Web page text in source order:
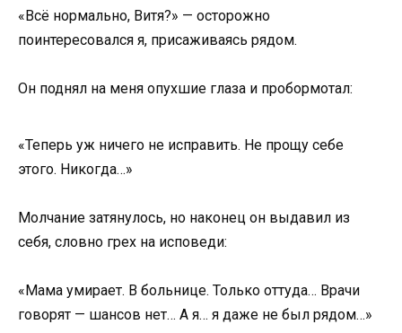
«Всё нормально, Витя?» — осторожно
поинтересовался я, присаживаясь рядом.
Он поднял на меня опухшие глаза и пробормотал:
«Теперь уж ничего не исправить. Не прощу себе
этого. Никогда…»
Молчание затянулось, но наконец он выдавил из
себя, словно грех на исповеди:
«Мама умирает. В больнице. Только оттуда… Врачи
говорят — шансов нет… А я… я даже не был рядом…»